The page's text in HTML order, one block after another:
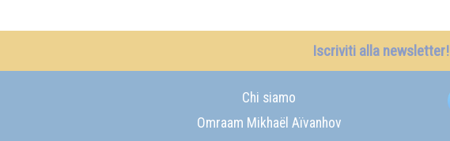
Iscriviti alla newsletter!
Chi siamo
Omraam Mikhaël Aïvanhov